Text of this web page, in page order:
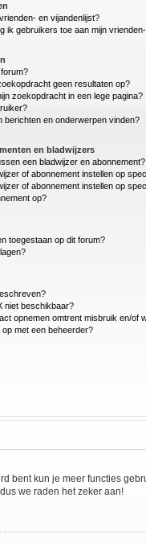
en vijandenlijst?
ik gebruikers toe aan mijn
geen resultaten op?
zoekopdracht in een lege pagina?
berichten en onderwerpen vinden?
en bladwijzers
een bladwijzer en abonnement?
of abonnement instellen op
of abonnement instellen op
op?
toegestaan op dit forum?
niet beschikbaar?
opnemen omtrent misbruik en/of
met een beheerder?
bent kun je meer functies
we raden het zeker aan!